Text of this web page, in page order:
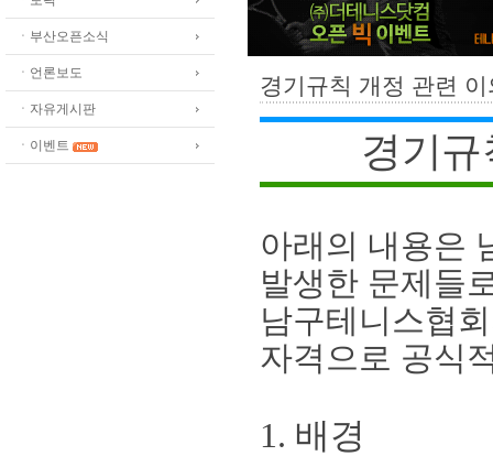
ㆍ부산오픈소식
ㆍ언론보도
ㆍ자유게시판
ㆍ이벤트
경기규칙 개정 관련
경기
아래의 내용은
발생한 문제들
남구테니스협
자격으로 공식
1. 배경